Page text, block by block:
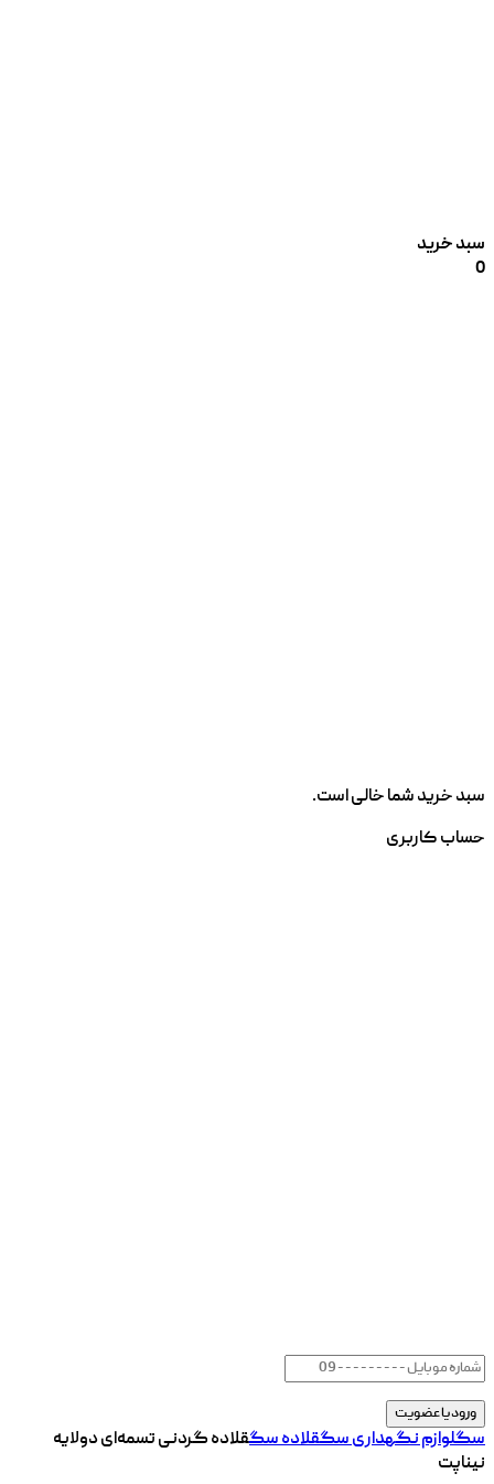
سبد خرید
0
سبد خرید شما خالی است.
حساب کاربری
سگلوازم نگهداری سگقلاده سگقلاده گردنی تسمه‌ای دولایه
نیناپت